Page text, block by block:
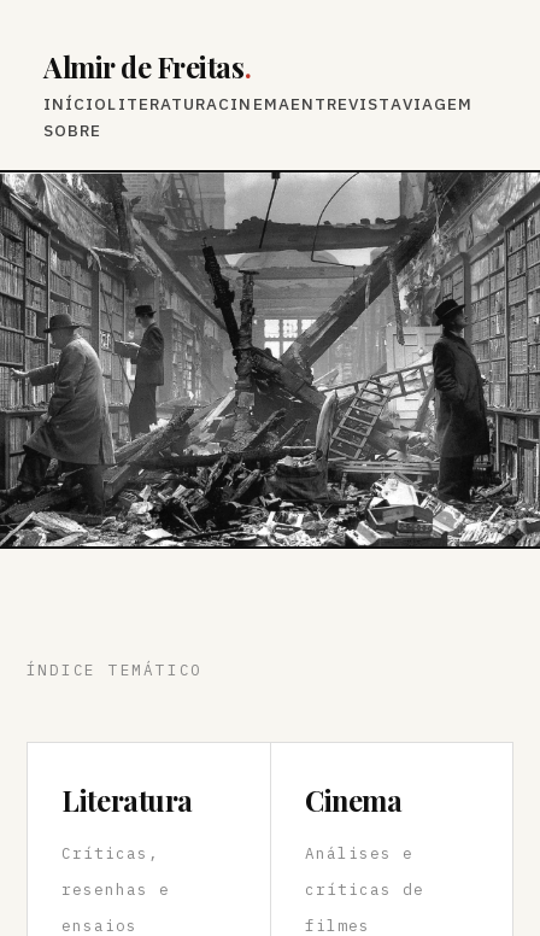
Almir de Freitas.
INÍCIOLITERATURACINEMAENTREVISTAVIAGEM
SOBRE
ÍNDICE TEMÁTICO
Literatura
Críticas,
resenhas e
ensaios
Cinema
Análises e
críticas de
filmes